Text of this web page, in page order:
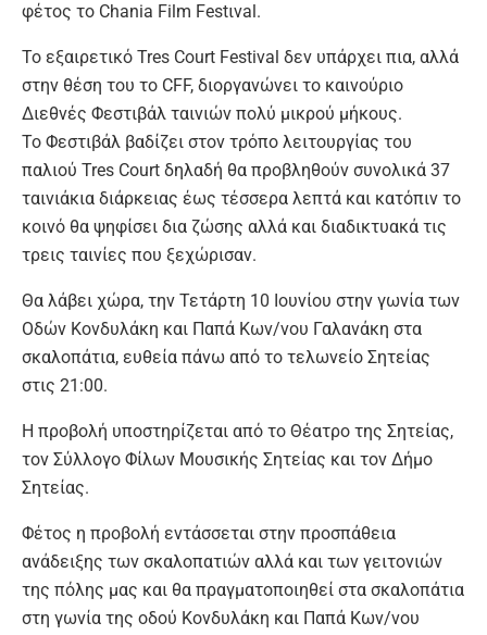
φέτος το Chania Film Festιval.
Το εξαιρετικό Tres Court Festival δεν υπάρχει πια, αλλά
στην θέση του το CFF, διοργανώνει το καινούριο
Διεθνές Φεστιβάλ ταινιών πολύ μικρού μήκους.
Το Φεστιβάλ βαδίζει στον τρόπο λειτουργίας του
παλιού Tres Court δηλαδή θα προβληθούν συνολικά 37
ταινιάκια διάρκειας έως τέσσερα λεπτά και κατόπιν το
κοινό θα ψηφίσει δια ζώσης αλλά και διαδικτυακά τις
τρεις ταινίες που ξεχώρισαν.
Θα λάβει χώρα, την Τετάρτη 10 Ιουνίου στην γωνία των
Οδών Κονδυλάκη και Παπά Κων/νου Γαλανάκη στα
σκαλοπάτια, ευθεία πάνω από το τελωνείο Σητείας
στις 21:00.
Η προβολή υποστηρίζεται από το Θέατρο της Σητείας,
τον Σύλλογο Φίλων Μουσικής Σητείας και τον Δήμο
Σητείας.
Φέτος η προβολή εντάσσεται στην προσπάθεια
ανάδειξης των σκαλοπατιών αλλά και των γειτονιών
της πόλης μας και θα πραγματοποιηθεί στα σκαλοπάτια
στη γωνία της οδού Κονδυλάκη και Παπά Κων/νου